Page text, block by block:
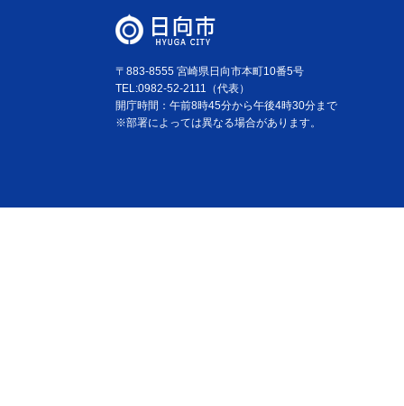
〒883-8555 宮崎県日向市本町10番5号
TEL:0982-52-2111（代表）
開庁時間：午前8時45分から午後4時30分まで
※部署によっては異なる場合があります。